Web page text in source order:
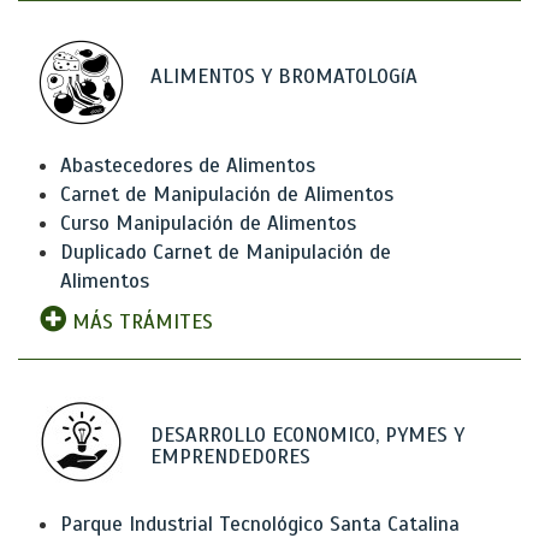
ALIMENTOS Y BROMATOLOGíA
Abastecedores de Alimentos
Carnet de Manipulación de Alimentos
Curso Manipulación de Alimentos
Duplicado Carnet de Manipulación de
Alimentos
MÁS TRÁMITES
DESARROLLO ECONOMICO, PYMES Y
EMPRENDEDORES
Parque Industrial Tecnológico Santa Catalina